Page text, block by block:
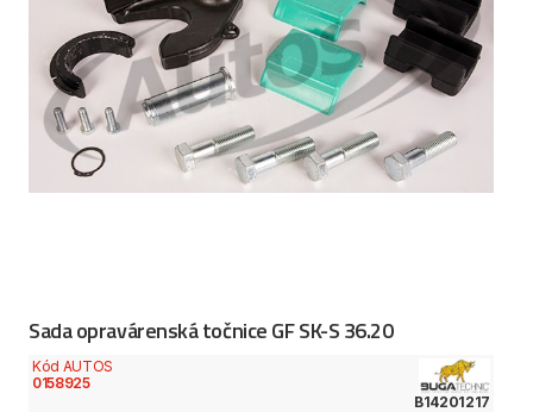
Sada opravárenská točnice GF SK-S 36.20
Kód AUTOS
0158925
B14201217